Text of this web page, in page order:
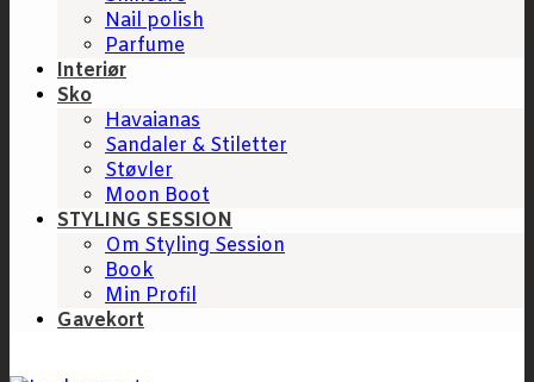
Nail polish
Parfume
Interiør
Sko
Havaianas
Sandaler & Stiletter
Støvler
Moon Boot
STYLING SESSION
Om Styling Session
Book
Min Profil
Gavekort